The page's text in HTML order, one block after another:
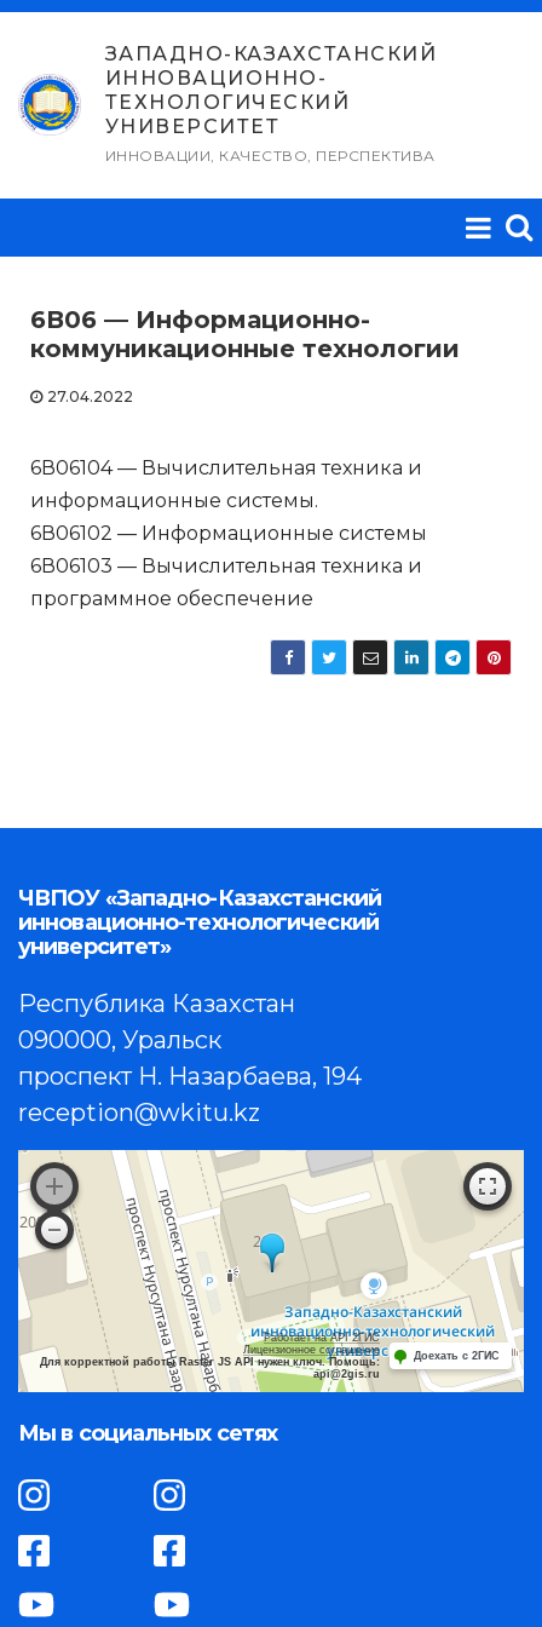
Перейти
содержимому
ЗАПАДНО-КАЗАХСТАНСКИЙ
ИННОВАЦИОННО-
ТЕХНОЛОГИЧЕСКИЙ
УНИВЕРСИТЕТ
ИННОВАЦИИ, КАЧЕСТВО, ПЕРСПЕКТИВА
6В06 — Информационно-
коммуникационные технологии
27.04.2022
6В06104 — Вычислительная техника и
информационные системы.
6В06102 — Информационные системы
6В06103 — Вычислительная техника и
программное обеспечение
ЧВПОУ «Западно-Казахстанский
инновационно-технологический
университет»
Республика Казахстан
090000, Уральск
проспект Н. Назарбаева, 194
reception@wkitu.kz
Работает на API 2ГИС
Лицензионное соглашение
Для корректной работы Raster JS API нужен ключ. Помощь:
api@2gis.ru
Доехать с 2ГИС
Мы в социальных сетях